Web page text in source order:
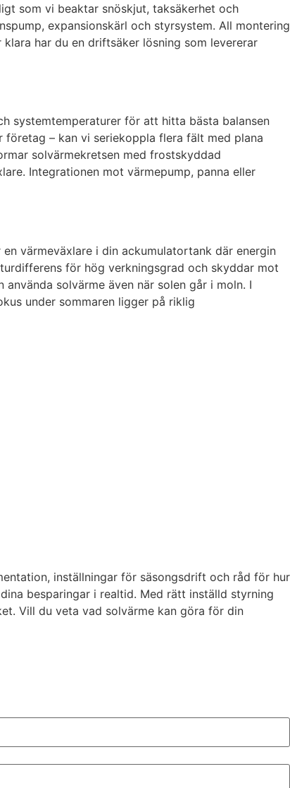
som vi beaktar snöskjut, taksäkerhet och
expansionskärl och styrsystem. All montering
har du en driftsäker lösning som levererar
systemtemperaturer för att hitta bästa balansen
– kan vi seriekoppla flera fält med plana
solvärmekretsen med frostskyddad
Integrationen mot värmepump, panna eller
värmeväxlare i din ackumulatortank där energin
för hög verkningsgrad och skyddar mot
solvärme även när solen går i moln. I
under sommaren ligger på riklig
inställningar för säsongsdrift och råd för hur
besparingar i realtid. Med rätt inställd styrning
Vill du veta vad solvärme kan göra för din